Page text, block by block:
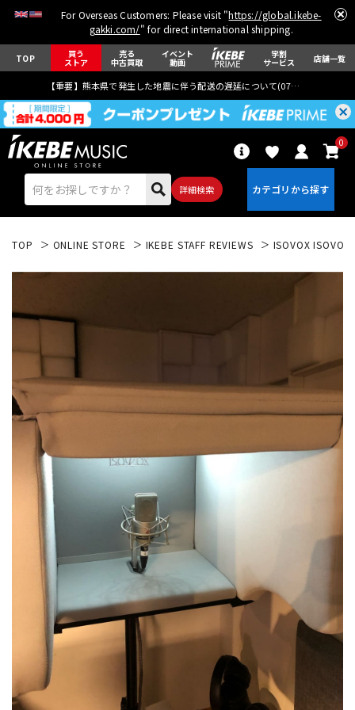
For Overseas Customers: Please visit "https://global.ikebe-
gakki.com/" for direct international shipping.
TOP 買う
ストア
売る
中古買取
イベント
動画
学割
サービス 店舗一覧
【重要】熊本県で発生した地震に伴う配送の遅延について(07月29日
詳細検索
0
エレキギター アコギ/エレアコ
ベース
キーボード
アンプ エフェクター
DTM
TOP ONLINE STORE IKEBE STAFF REVIEWS ISOVOX